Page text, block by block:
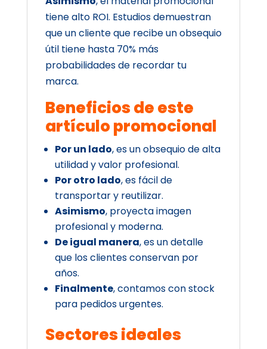
tiene alto ROI. Estudios demuestran
que un cliente que recibe un obsequio
útil tiene hasta 70% más
probabilidades de recordar tu
marca.
Beneficios de este
artículo promocional
Por un lado, es un obsequio de alta
utilidad y valor profesional.
Por otro lado, es fácil de
transportar y reutilizar.
Asimismo, proyecta imagen
profesional y moderna.
De igual manera, es un detalle
que los clientes conservan por
años.
Finalmente, contamos con stock
para pedidos urgentes.
Sectores ideales